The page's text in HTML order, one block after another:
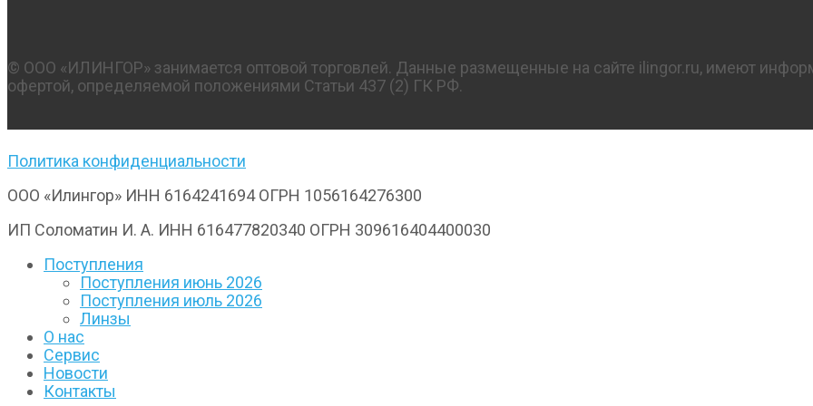
© OOO «ИЛИНГОР» занимается оптовой торговлей. Данные размещенные на сайте ilingor.ru, имеют
офертой, определяемой положениями Статьи 437 (2) ГК РФ.
Политика конфиденциальности
ООО «Илингор» ИНН 6164241694 ОГРН 1056164276300
ИП Соломатин И. А. ИНН 616477820340 ОГРН 309616404400030
Поступления
Поступления июнь 2026
Поступления июль 2026
Линзы
О нас
Сервис
Новости
Контакты